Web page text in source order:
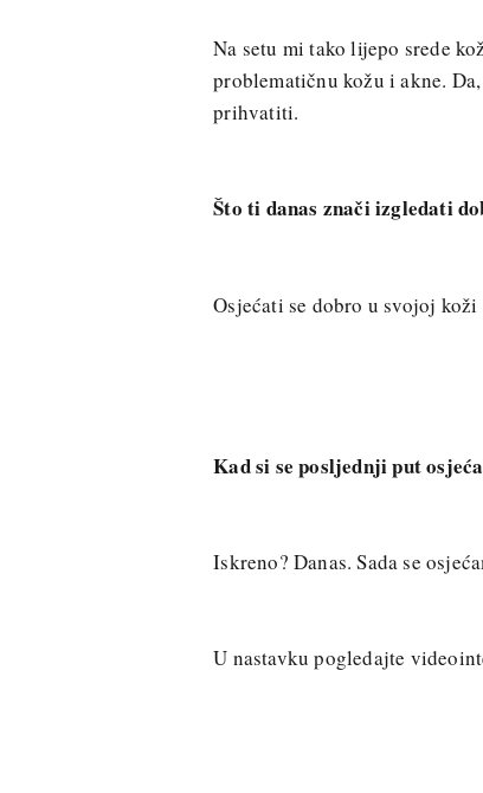
Na setu mi tako lijepo srede
problematičnu kožu i akne.
prihvatiti.
Što ti danas znači izgledati
Osjećati se dobro u svojoj
Kad si se posljednji put
Iskreno? Danas. Sada se
U nastavku pogledajte